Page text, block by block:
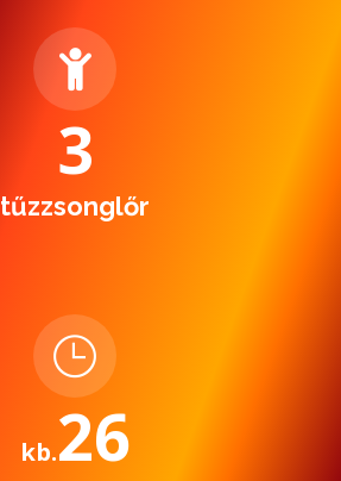
3
tűzzsonglőr
kb.26